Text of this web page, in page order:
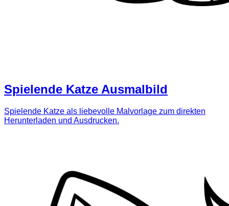
Spielende Katze Ausmalbild
Spielende Katze als liebevolle Malvorlage zum direkten
Herunterladen und Ausdrucken.